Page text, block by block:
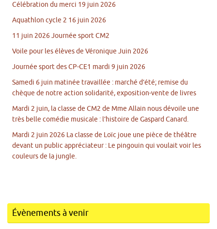
Célébration du merci 19 juin 2026
Aquathlon cycle 2 16 juin 2026
11 juin 2026 Journée sport CM2
Voile pour les élèves de Véronique Juin 2026
Journée sport des CP-CE1 mardi 9 juin 2026
Samedi 6 juin matinée travaillée : marché d’été; remise du
chèque de notre action solidarité, exposition-vente de livres
Mardi 2 juin, la classe de CM2 de Mme Allain nous dévoile une
très belle comédie musicale : l’histoire de Gaspard Canard.
Mardi 2 juin 2026 La classe de Loïc joue une pièce de théâtre
devant un public appréciateur : Le pingouin qui voulait voir les
couleurs de la jungle.
Évènements à venir